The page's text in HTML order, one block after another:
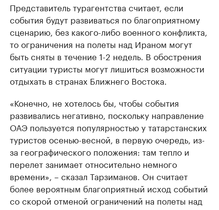
Представитель турагентства считает, если
события будут развиваться по благоприятному
сценарию, без какого-либо военного конфликта,
то ограничения на полеты над Ираном могут
быть сняты в течение 1-2 недель. В обострения
ситуации туристы могут лишиться возможности
отдыхать в странах Ближнего Востока.
«Конечно, не хотелось бы, чтобы события
развивались негативно, поскольку направление
ОАЭ пользуется популярностью у татарстанских
туристов осенью-весной, в первую очередь, из-
за географического положения: там тепло и
перелет занимает относительно немного
времени», – сказал Тарзиманов. Он считает
более вероятным благоприятный исход событий
со скорой отменой ограничений на полеты над